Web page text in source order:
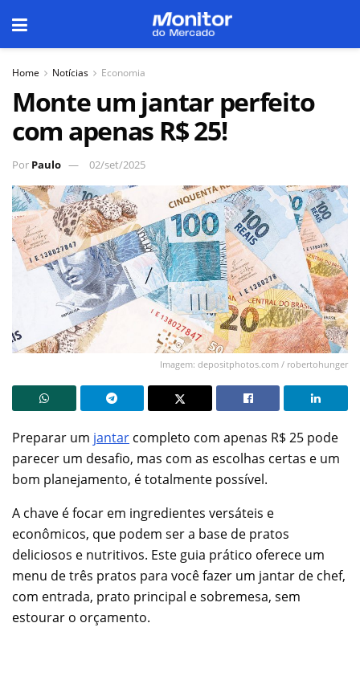
Home Notícias Economia
Monte um jantar perfeito
com apenas R$ 25!
Por Paulo 02/set/2025
Imagem: depositphotos.com / robertohunger
Preparar um jantar completo com apenas R$ 25 pode
parecer um desafio, mas com as escolhas certas e um
bom planejamento, é totalmente possível.
A chave é focar em ingredientes versáteis e
econômicos, que podem ser a base de pratos
deliciosos e nutritivos. Este guia prático oferece um
menu de três pratos para você fazer um jantar de chef,
com entrada, prato principal e sobremesa, sem
estourar o orçamento.